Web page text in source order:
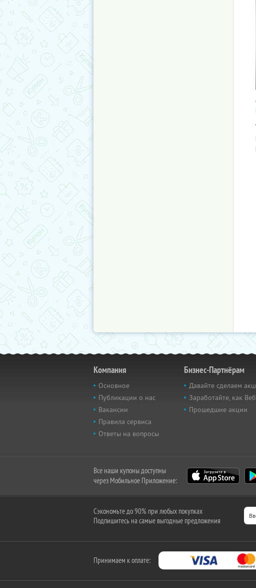
Компания
Основное
Публикации о нас
Вакансии
Правила сервиса
Ответы на вопросы
Бизнес-Партнёрам
Давайте сделаем
Заработайте, как
Прошедшие акции
Все наши купоны доступны
через Мобильное Приложение:
Сэкономьте до 90% при любых покупках
Подпишитесь на самые выгодные предложения
Принимаем к оплате: